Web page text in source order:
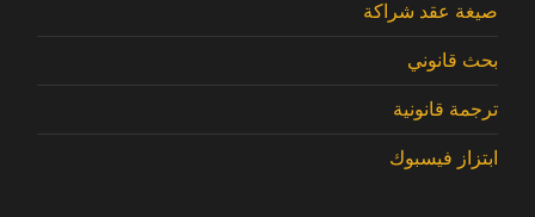
صيغة عقد شراكة
بحث قانوني
ترجمة قانونية
ابتزاز فيسبوك